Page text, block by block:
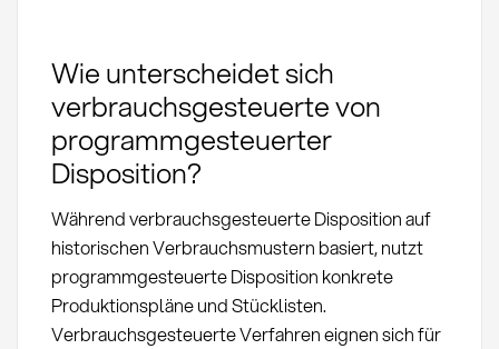
Wie unterscheidet sich
verbrauchsgesteuerte von
programmgesteuerter
Disposition?
Während verbrauchsgesteuerte Disposition auf
historischen Verbrauchsmustern basiert, nutzt
programmgesteuerte Disposition konkrete
Produktionspläne und Stücklisten.
Verbrauchsgesteuerte Verfahren eignen sich für